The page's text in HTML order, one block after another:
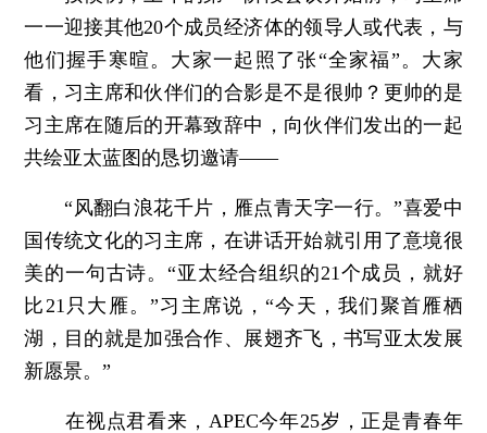
一一迎接其他20个成员经济体的领导人或代表，与
他们握手寒暄。大家一起照了张“全家福”。大家
看，习主席和伙伴们的合影是不是很帅？更帅的是
习主席在随后的开幕致辞中，向伙伴们发出的一起
共绘亚太蓝图的恳切邀请——
“风翻白浪花千片，雁点青天字一行。”喜爱中
国传统文化的习主席，在讲话开始就引用了意境很
美的一句古诗。“亚太经合组织的21个成员，就好
比21只大雁。”习主席说，“今天，我们聚首雁栖
湖，目的就是加强合作、展翅齐飞，书写亚太发展
新愿景。”
在视点君看来，APEC今年25岁，正是青春年